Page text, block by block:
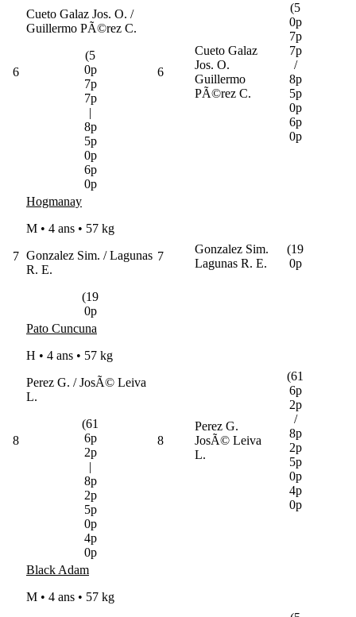
6
Cueto Galaz Jos. O. /
Guillermo PÃ©rez C.
(5
0p
7p
7p
|
8p
5p
0p
6p
0p
6
Cueto Galaz
Jos. O.
Guillermo
PÃ©rez C.
(5
0p
7p
7p
/
8p
5p
0p
6p
0p
7
Hogmanay
M • 4 ans • 57 kg
Gonzalez Sim. / Lagunas
R. E.
(19
0p
7
Gonzalez Sim.
Lagunas R. E.
(19
0p
8
Pato Cuncuna
H • 4 ans • 57 kg
Perez G. / JosÃ© Leiva
L.
(61
6p
2p
|
8p
2p
5p
0p
4p
0p
8
Perez G.
JosÃ© Leiva
L.
(61
6p
2p
/
8p
2p
5p
0p
4p
0p
Black Adam
M • 4 ans • 57 kg